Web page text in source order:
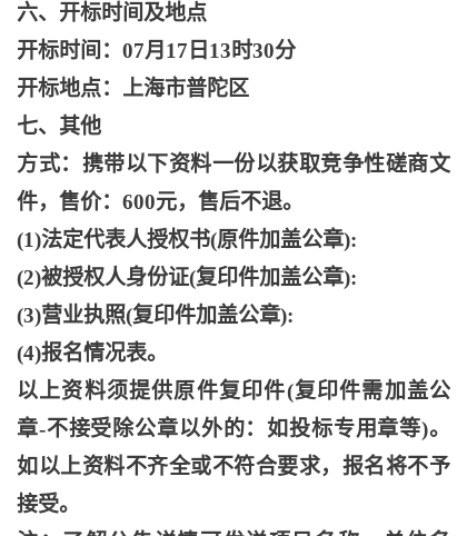
六、开标时间及地点
开标时间： 07月17日13时30分
开标地点：上海市普陀区
七、其他
方式：携带以下资料一份以获取竞争性磋商文
件，售价： 600元，售后不退。
(1)法定代表人授权书(原件加盖公章):
(2)被授权人身份证(复印件加盖公章):
(3)营业执照(复印件加盖公章):
(4)报名情况表。
以上资料须提供原件复印件(复印件需加盖公
章-不接受除公章以外的：如投标专用章等)。
如以上资料不齐全或不符合要求，报名将不予
接受。